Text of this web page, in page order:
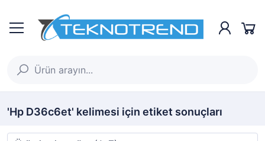
'Hp D36c6et' kelimesi için etiket sonuçları